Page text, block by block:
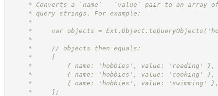
* Converts a `name` - `value` pair to an array
* query strings. For example:
*
*     var objects =
*
*     // objects then equals:
*     [
*         { name: 'hobbies', value: 'reading' },
*         { name: 'hobbies', value: 'cooking' },
*         { name: 'hobbies', value: 'swimming'
*     ];